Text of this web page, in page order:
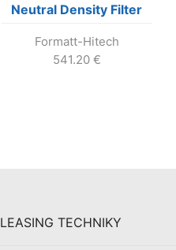
Neutral Density Filter
Formatt-Hitech
541.20 €
LEASING TECHNIKY